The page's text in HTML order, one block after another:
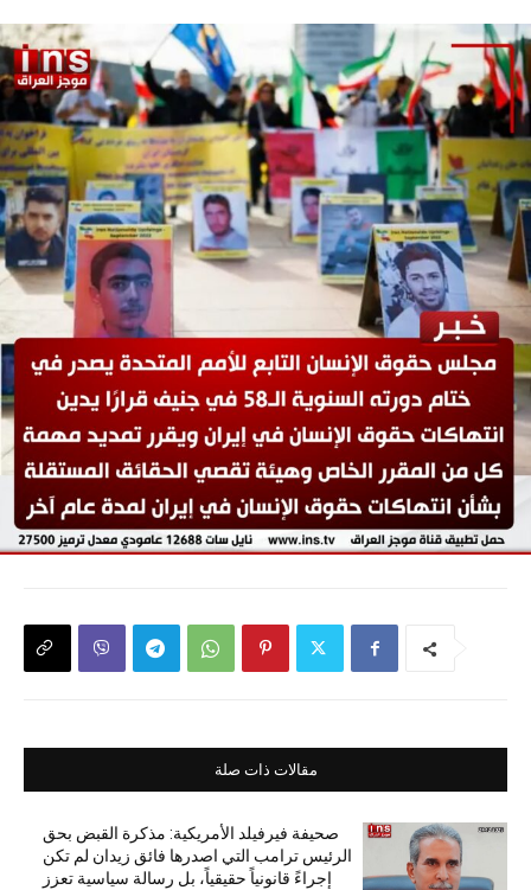
مقالات ذات صلة
صحيفة فيرفيلد الأمريكية: مذكرة القبض بحق
الرئيس ترامب التي اصدرها فائق زيدان لم تكن
إجراءً قانونياً حقيقياً، بل رسالة سياسية تعزز